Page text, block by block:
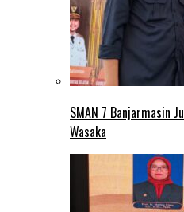
SMAN 7 Banjarmasin
Wasaka